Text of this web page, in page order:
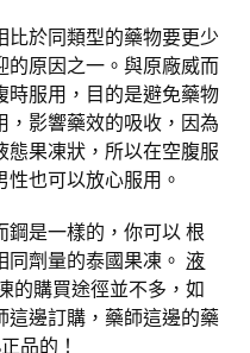
於同類型的藥物要更少
的原因之一。與原廠威而
時服用，目的是避免藥物
影響藥效的吸收，因為
態果凍狀，所以在空腹服
也可以放心服用。
是一樣的，你可以 根
劑量的泰國果凍。 液
的購買途徑並不多，如
這邊訂購，藥師這邊的藥
品的！